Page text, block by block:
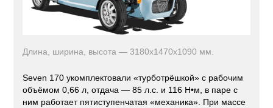
Длина, ширина, высота — 3180x1470x1090 мм.
Seven 170 укомплектовали «турботрёшкой» с рабочим
объёмом 0,66 л, отдача — 85 л.с. и 116 Н•м, в паре с
ним работает пятиступенчатая «механика». При массе